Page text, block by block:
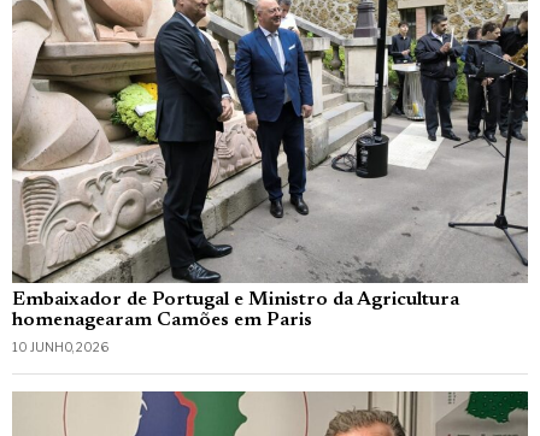
Embaixador de Portugal e Ministro da Agricultura
homenagearam Camões em Paris
10 JUNHO, 2026